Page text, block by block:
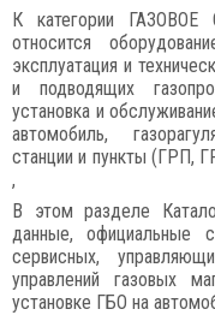
К категории
относится
эксплуатация и
и подводящих
установка и
автомобиль,
станции и пункты (ГРП,
,
В этом разделе
данные, официальные
сервисных,
управлений газовых
установке ГБО на